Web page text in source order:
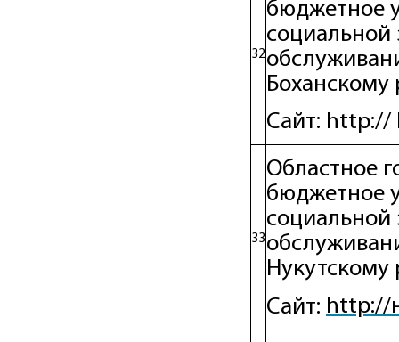
32
бюджетное
социальной
Сайт: http://
33
Областное
бюджетное
социальной
Нукутскому
Сайт: http://